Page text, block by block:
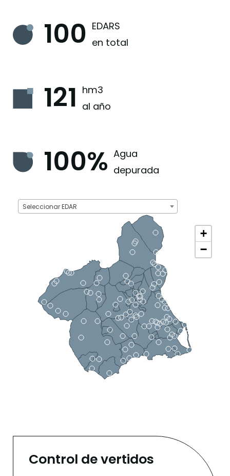
100 EDARS
en total
121 hm3
al año
100% Agua
depurada
Seleccionar EDAR
+
−
Control de vertidos